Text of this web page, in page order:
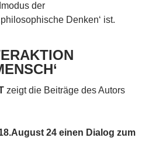
der
Denken‘ ist.
zeigt die Beiträge des Autors
24 einen Dialog zum